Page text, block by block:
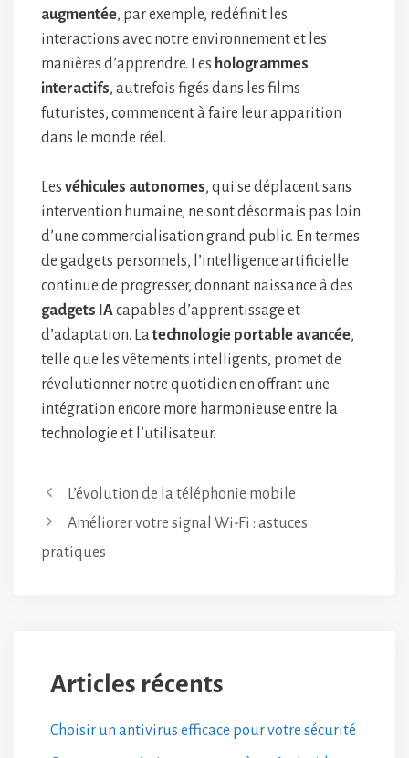
augmentée, par exemple, redéfinit les
interactions avec notre environnement et les
manières d’apprendre. Les hologrammes
interactifs, autrefois figés dans les films
futuristes, commencent à faire leur apparition
dans le monde réel.
Les véhicules autonomes, qui se déplacent sans
intervention humaine, ne sont désormais pas loin
d’une commercialisation grand public. En termes
de gadgets personnels, l’intelligence artificielle
continue de progresser, donnant naissance à des
gadgets IAcapables d’apprentissage et
d’adaptation. Latechnologie portable avancée,
telle que les vêtements intelligents, promet de
révolutionner notre quotidien en offrant une
intégration encore more harmonieuse entre la
technologie et l’utilisateur.
L’évolution de la téléphonie mobile
Améliorer votre signal Wi-Fi : astuces
pratiques
Articles récents
Choisir un antivirus efficace pour votre sécurité